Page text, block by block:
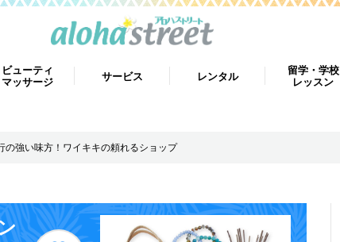
ビューティ
マッサージ
サービス レンタル
留学・学校
レッスン
の強い味方！ワイキキの頼れるショップ